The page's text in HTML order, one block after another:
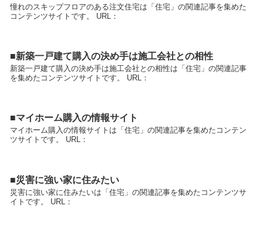
憧れのスキップフロアのある注文住宅は「住宅」の関連記事を集めた
コンテンツサイトです。 URL：
■新築一戸建て購入の決め手は施工会社との相性
新築一戸建て購入の決め手は施工会社との相性は「住宅」の関連記事
を集めたコンテンツサイトです。 URL：
■マイホーム購入の情報サイト
マイホーム購入の情報サイトは「住宅」の関連記事を集めたコンテン
ツサイトです。 URL：
■災害に強い家に住みたい
災害に強い家に住みたいは「住宅」の関連記事を集めたコンテンツサ
イトです。 URL：